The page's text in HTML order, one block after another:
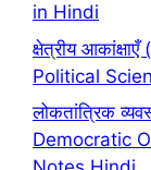
in Hindi
क्षेत्रीय
Political
लोकतांत्रिक
Democratic